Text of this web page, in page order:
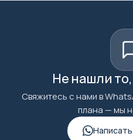
Не нашли
Свяжитесь с нами в
плана — мы